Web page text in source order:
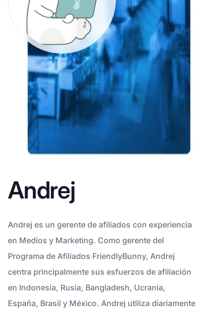
Andrej
Andrej es un gerente de afiliados con experiencia
en Medios y Marketing. Como gerente del
Programa de Afiliados FriendlyBunny, Andrej
centra principalmente sus esfuerzos de afiliación
en Indonesia, Rusia, Bangladesh, Ucrania,
España, Brasil y México. Andrej utiliza diariamente